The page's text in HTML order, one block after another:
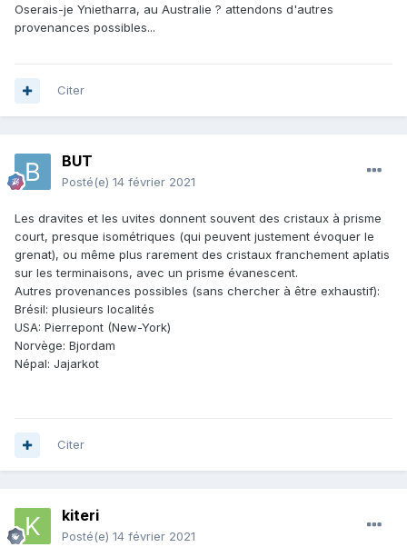
Oserais-je Ynietharra, au Australie ? attendons d'autres
provenances possibles...
Citer
BUT
Posté(e) 14 février 2021
Les dravites et les uvites donnent souvent des cristaux à prisme
court, presque isométriques (qui peuvent justement évoquer le
grenat), ou même plus rarement des cristaux franchement aplatis
sur les terminaisons, avec un prisme évanescent.
Autres provenances possibles (sans chercher à être exhaustif):
Brésil: plusieurs localités
USA: Pierrepont (New-York)
Norvège: Bjordam
Népal: Jajarkot
Citer
kiteri
Posté(e) 14 février 2021